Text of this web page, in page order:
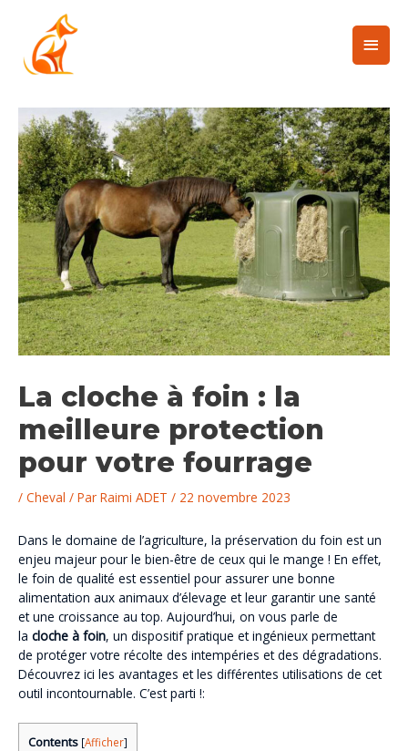
La cloche à foin : la
meilleure protection
pour votre fourrage
/ Cheval / Par Raimi ADET / 22 novembre 2023
Dans le domaine de l’agriculture, la préservation du foin est un
enjeu majeur pour le bien-être de ceux qui le mange ! En effet,
le foin de qualité est essentiel pour assurer une bonne
alimentation aux animaux d’élevage et leur garantir une santé
et une croissance au top. Aujourd’hui, on vous parle de
la cloche à foin, un dispositif pratique et ingénieux permettant
de protéger votre récolte des intempéries et des dégradations.
Découvrez ici les avantages et les différentes utilisations de cet
outil incontournable. C’est parti !:
Contents [Afficher]